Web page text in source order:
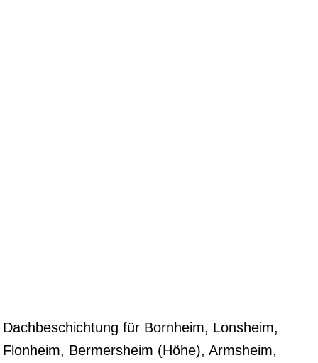
Dachbeschichtung für Bornheim, Lonsheim,
Flonheim, Bermersheim (Höhe), Armsheim,